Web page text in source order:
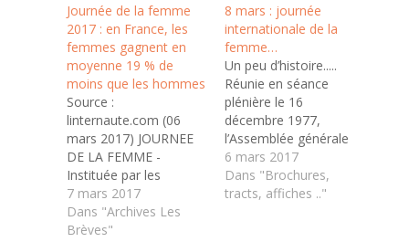
Journée de la femme
2017 : en France, les
femmes gagnent en
moyenne 19 % de
moins que les hommes
Source :
linternaute.com (06
mars 2017) JOURNEE
DE LA FEMME -
Instituée par les
Nations Unies en 1977,
la Journée
internationale des
7 mars 2017
Dans "Archives Les
Brèves"
8 mars : journée
internationale de la
femme…
Un peu d’histoire.....
Réunie en séance
plénière le 16
décembre 1977,
l’Assemblée générale
des Nations Unies
demande à tous les
pays de la planète de
6 mars 2017
Dans "Brochures,
tracts, affiches .."